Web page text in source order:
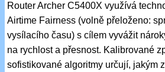
Router Archer C5400X využívá
Airtime Fairness (volně přeloženo:
vysílacího času) s cílem vyvážit
na rychlost a přesnost. Kalibrované
sofistikované algoritmy určují, jakým